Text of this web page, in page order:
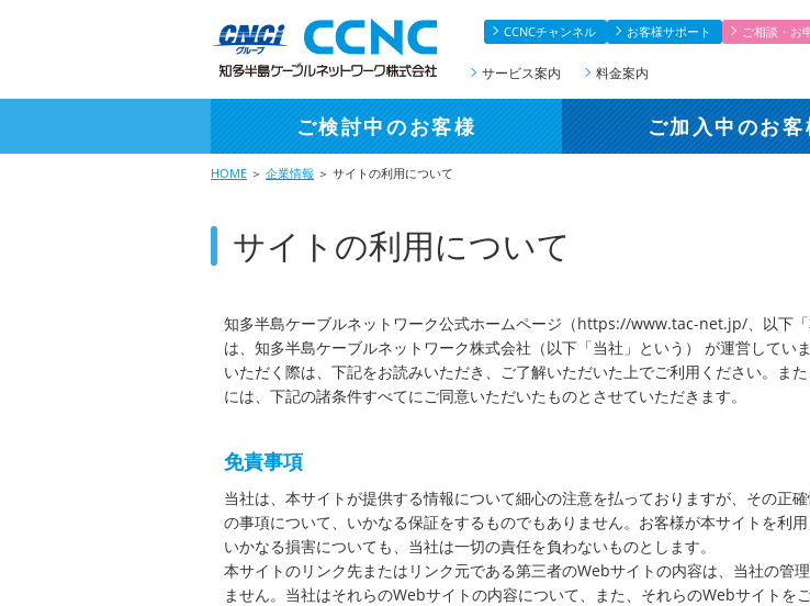
CCNCチャンネル お客様サポート ご相談・お
サービス案内 料金案内
ご検討中のお客様 ご加入中のお客
HOME ＞ 企業情報 ＞ サイトの利用について
サイトの利用について
知多半島ケーブルネットワーク公式ホームページ（https://www.tac-net.jp/、以下「
は、知多半島ケーブルネットワーク株式会社（以下「当社」という） が運営してい
いただく際は、下記をお読みいただき、ご了解いただいた上でご利用ください。ま
には、下記の諸条件すべてにご同意いただいたものとさせていただきます。
免責事項
当社は、本サイトが提供する情報について細心の注意を払っておりますが、その正
の事項について、いかなる保証をするものでもありません。お客様が本サイトを利用
いかなる損害についても、当社は一切の責任を負わないものとします。
本サイトのリンク先またはリンク元である第三者のWebサイトの内容は、当社の管
ません。当社はそれらのWebサイトの内容について、また、それらのWebサイトを